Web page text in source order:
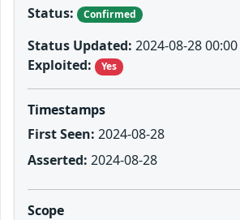
Status:
Confirmed
Status Updated: 2024-08-28 00:00
Exploited:
Yes
Timestamps
First Seen: 2024-08-28
Asserted: 2024-08-28
Scope